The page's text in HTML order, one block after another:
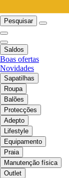
Pesquisar
Saldos
Boas ofertas
Novidades
Sapatilhas
Roupa
Balões
Protecções
Adepto
Lifestyle
Equipamento
Praia
Manutenção física
Outlet